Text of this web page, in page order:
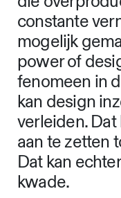
constante
mogelijk
power of
fenomeen in
kan design
verleiden.
aan te zetten
Dat kan
kwade.